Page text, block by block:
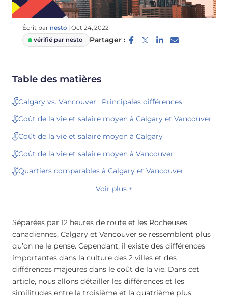
Écrit par nesto | Oct 24, 2022
vérifié par nesto
Partager :
Table des matières
Calgary vs. Vancouver : Principales différences
Coût de la vie et salaire moyen à Calgary et Vancouver
Coût de la vie et salaire moyen à Calgary
Coût de la vie et salaire moyen à Vancouver
Quartiers comparables à Calgary et Vancouver
Voir plus +
Séparées par 12 heures de route et les Rocheuses
canadiennes, Calgary et Vancouver se ressemblent plus
qu’on ne le pense. Cependant, il existe des différences
importantes dans la culture des 2 villes et des
différences majeures dans le coût de la vie. Dans cet
article, nous allons détailler les différences et les
similitudes entre la troisième et la quatrième plus